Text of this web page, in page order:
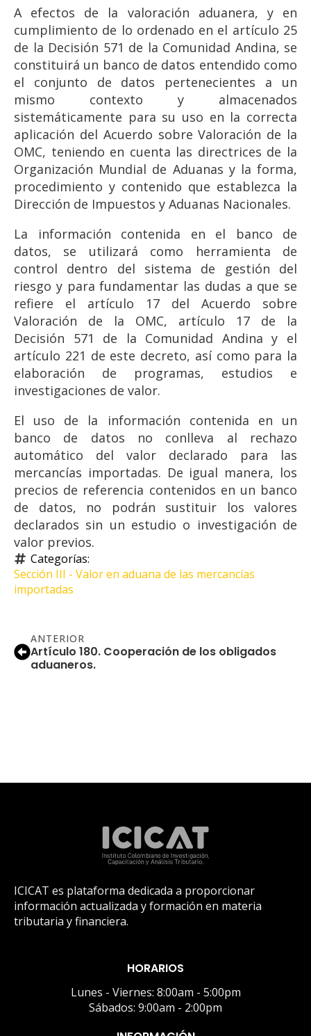
A efectos de la valoración aduanera, y en
cumplimiento de lo ordenado en el artículo 25
de la Decisión 571 de la Comunidad Andina, se
constituirá un banco de datos entendido como
el conjunto de datos pertenecientes a un
mismo contexto y almacenados
sistemáticamente para su uso en la correcta
aplicación del Acuerdo sobre Valoración de la
OMC, teniendo en cuenta las directrices de la
Organización Mundial de Aduanas y la forma,
procedimiento y contenido que establezca la
Dirección de Impuestos y Aduanas Nacionales.
La información contenida en el banco de
datos, se utilizará como herramienta de
control dentro del sistema de gestión del
riesgo y para fundamentar las dudas a que se
refiere el artículo 17 del Acuerdo sobre
Valoración de la OMC, artículo 17 de la
Decisión 571 de la Comunidad Andina y el
artículo 221 de este decreto, así como para la
elaboración de programas, estudios e
investigaciones de valor.
El uso de la información contenida en un
banco de datos no conlleva al rechazo
automático del valor declarado para las
mercancías importadas. De igual manera, los
precios de referencia contenidos en un banco
de datos, no podrán sustituir los valores
declarados sin un estudio o investigación de
valor previos.
Categorías:
Sección III - Valor en aduana de las mercancías
importadas
ANTERIOR
Artículo 180. Cooperación de los obligados
aduaneros.
ICICAT es plataforma dedicada a proporcionar
información actualizada y formación en materia
tributaria y financiera.
HORARIOS
Lunes - Viernes: 8:00am - 5:00pm
Sábados: 9:00am - 2:00pm